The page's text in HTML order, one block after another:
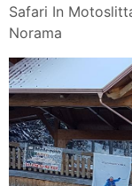
Safari In
Norama